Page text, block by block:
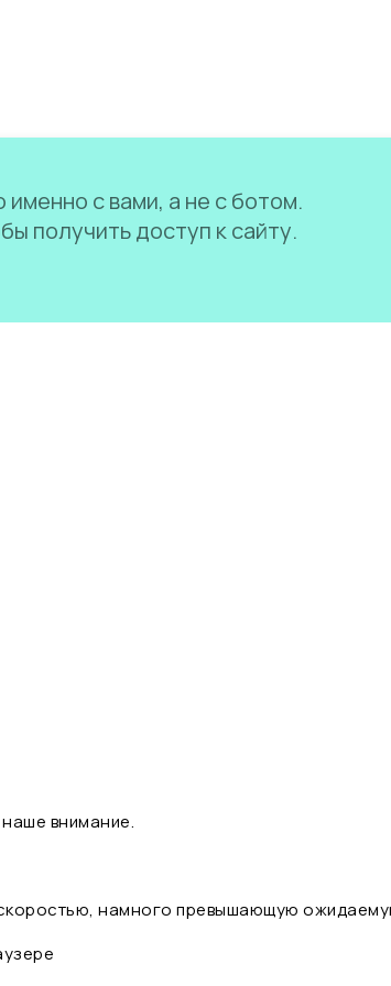
с вами, а не с ботом.
получить доступ к сайту.
внимание.
намного превышающую